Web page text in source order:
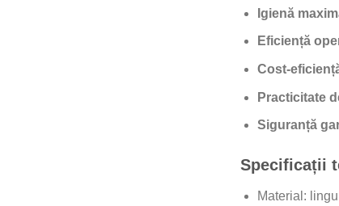
Igienă
Eficiență
Cost-
Practicitate
Siguranță
Specificații
Material: